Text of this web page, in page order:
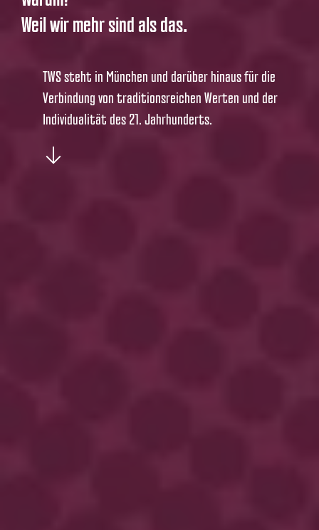
Weil wir mehr sind als das.
TWS steht in München und darüber hinaus für die
Verbindung von traditionsreichen Werten und der
Individualität des 21. Jahrhunderts.